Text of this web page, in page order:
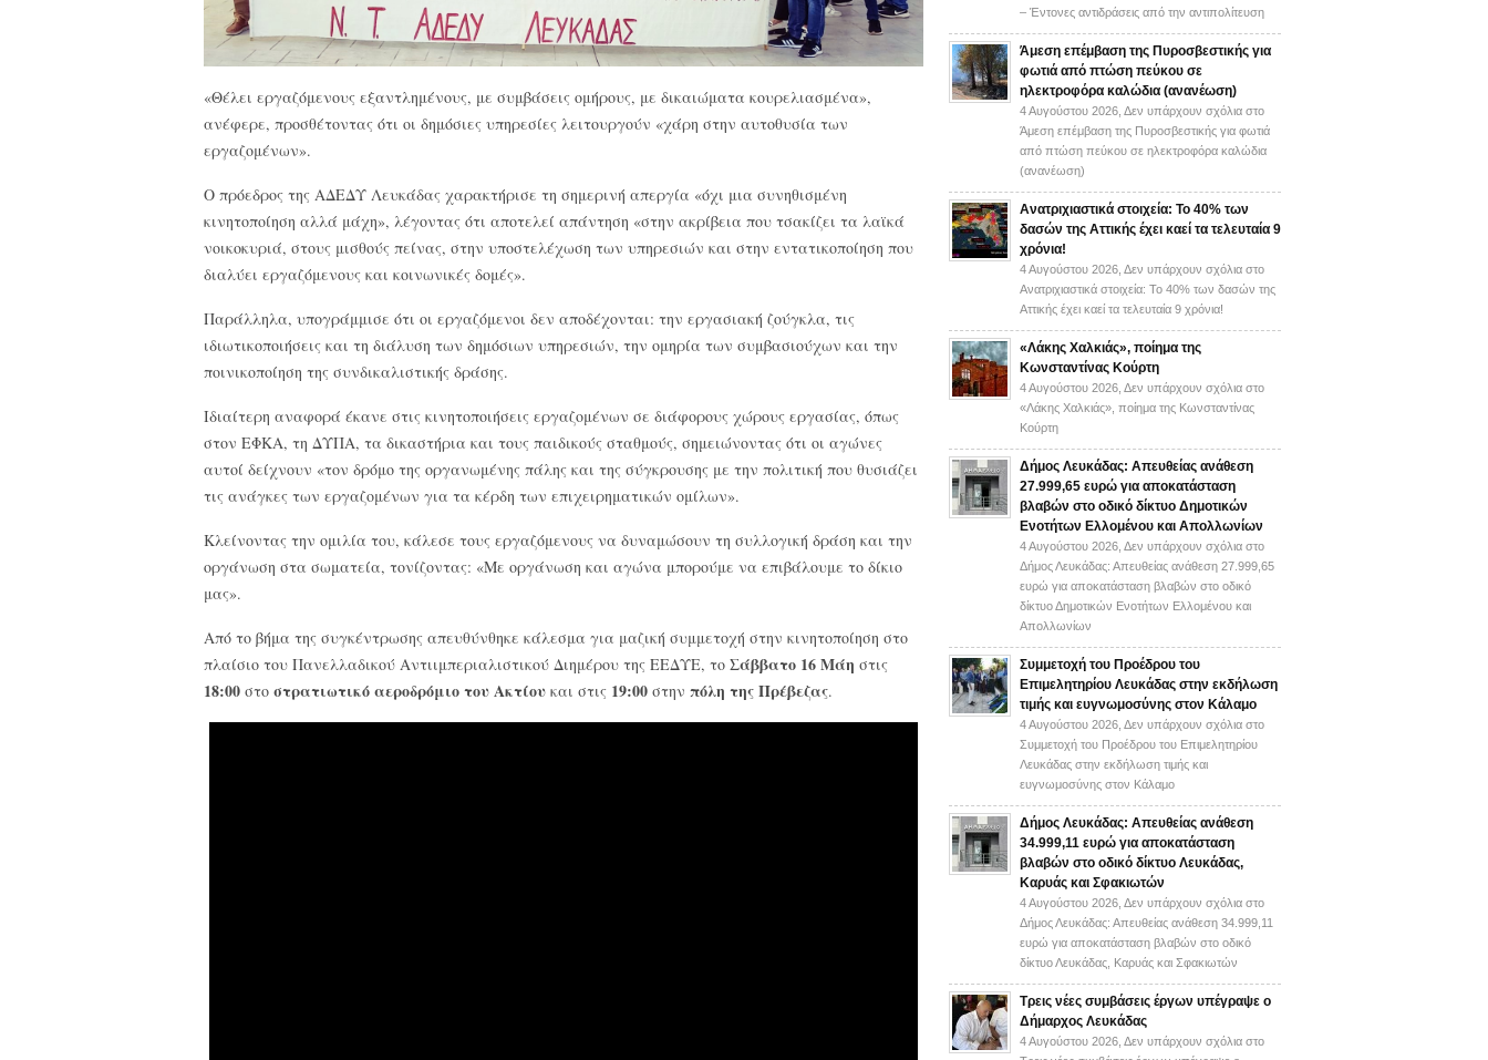
«Θέλει εργαζόμενους εξαντλημένους, με συμβάσεις ομήρους, με δικαιώματα κουρελιασμένα»,
ανέφερε, προσθέτοντας ότι οι δημόσιες υπηρεσίες λειτουργούν «χάρη στην αυτοθυσία των
εργαζομένων».
Ο πρόεδρος της ΑΔΕΔΥ Λευκάδας χαρακτήρισε τη σημερινή απεργία «όχι μια συνηθισμένη
κινητοποίηση αλλά μάχη», λέγοντας ότι αποτελεί απάντηση «στην ακρίβεια που τσακίζει τα λαϊκά
νοικοκυριά, στους μισθούς πείνας, στην υποστελέχωση των υπηρεσιών και στην εντατικοποίηση που
διαλύει εργαζόμενους και κοινωνικές δομές».
Παράλληλα, υπογράμμισε ότι οι εργαζόμενοι δεν αποδέχονται: την εργασιακή ζούγκλα, τις
ιδιωτικοποιήσεις και τη διάλυση των δημόσιων υπηρεσιών, την ομηρία των συμβασιούχων και την
ποινικοποίηση της συνδικαλιστικής δράσης.
Ιδιαίτερη αναφορά έκανε στις κινητοποιήσεις εργαζομένων σε διάφορους χώρους εργασίας, όπως
στον ΕΦΚΑ, τη ΔΥΠΑ, τα δικαστήρια και τους παιδικούς σταθμούς, σημειώνοντας ότι οι αγώνες
αυτοί δείχνουν «τον δρόμο της οργανωμένης πάλης και της σύγκρουσης με την πολιτική που θυσιάζει
τις ανάγκες των εργαζομένων για τα κέρδη των επιχειρηματικών ομίλων».
Κλείνοντας την ομιλία του, κάλεσε τους εργαζόμενους να δυναμώσουν τη συλλογική δράση και την
οργάνωση στα σωματεία, τονίζοντας: «Με οργάνωση και αγώνα μπορούμε να επιβάλουμε το δίκιο
μας».
Από το βήμα της συγκέντρωσης απευθύνθηκε κάλεσμα για μαζική συμμετοχή στην κινητοποίηση στο
πλαίσιο του Πανελλαδικού Αντιιμπεριαλιστικού Διημέρου της ΕΕΔΥΕ, το Σάββατο 16 Μάη στις
18:00 στο στρατιωτικό αεροδρόμιο του Ακτίου και στις 19:00 στην πόλη της Πρέβεζας.
– Έντονες αντιδράσεις από την αντιπολίτευση
Άμεση επέμβαση της Πυροσβεστικής για
φωτιά από πτώση πεύκου σε
ηλεκτροφόρα καλώδια (ανανέωση)
4 Αυγούστου 2026, Δεν υπάρχουν σχόλια στο
Άμεση επέμβαση της Πυροσβεστικής για φωτιά
από πτώση πεύκου σε ηλεκτροφόρα καλώδια
(ανανέωση)
Ανατριχιαστικά στοιχεία: Το 40% των
δασών της Αττικής έχει καεί τα τελευταία 9
χρόνια!
4 Αυγούστου 2026, Δεν υπάρχουν σχόλια στο
Ανατριχιαστικά στοιχεία: Το 40% των δασών της
Αττικής έχει καεί τα τελευταία 9 χρόνια!
«Λάκης Χαλκιάς», ποίημα της
Κωνσταντίνας Κούρτη
4 Αυγούστου 2026, Δεν υπάρχουν σχόλια στο
«Λάκης Χαλκιάς», ποίημα της Κωνσταντίνας
Κούρτη
Δήμος Λευκάδας: Απευθείας ανάθεση
27.999,65 ευρώ για αποκατάσταση
βλαβών στο οδικό δίκτυο Δημοτικών
Ενοτήτων Ελλομένου και Απολλωνίων
4 Αυγούστου 2026, Δεν υπάρχουν σχόλια στο
Δήμος Λευκάδας: Απευθείας ανάθεση 27.999,65
ευρώ για αποκατάσταση βλαβών στο οδικό
δίκτυο Δημοτικών Ενοτήτων Ελλομένου και
Απολλωνίων
Συμμετοχή του Προέδρου του
Επιμελητηρίου Λευκάδας στην εκδήλωση
τιμής και ευγνωμοσύνης στον Κάλαμο
4 Αυγούστου 2026, Δεν υπάρχουν σχόλια στο
Συμμετοχή του Προέδρου του Επιμελητηρίου
Λευκάδας στην εκδήλωση τιμής και
ευγνωμοσύνης στον Κάλαμο
Δήμος Λευκάδας: Απευθείας ανάθεση
34.999,11 ευρώ για αποκατάσταση
βλαβών στο οδικό δίκτυο Λευκάδας,
Καρυάς και Σφακιωτών
4 Αυγούστου 2026, Δεν υπάρχουν σχόλια στο
Δήμος Λευκάδας: Απευθείας ανάθεση 34.999,11
ευρώ για αποκατάσταση βλαβών στο οδικό
δίκτυο Λευκάδας, Καρυάς και Σφακιωτών
Τρεις νέες συμβάσεις έργων υπέγραψε ο
Δήμαρχος Λευκάδας
4 Αυγούστου 2026, Δεν υπάρχουν σχόλια στο